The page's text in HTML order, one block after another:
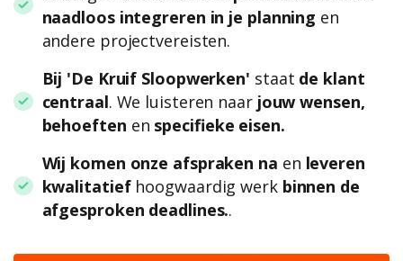
naadloos integreren in je planning en
andere projectvereisten.
Bij 'De Kruif Sloopwerken' staat de klant
centraal. We luisteren naar jouw wensen,
behoeften en specifieke eisen.
Wij komen onze afspraken na en leveren
kwalitatiefhoogwaardig werk binnen de
afgesproken deadlines..